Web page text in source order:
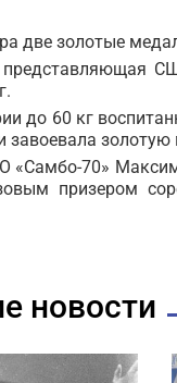
две золотые
представляющая
до 60 кг
завоевала
«Самбо-70»
призером
новости